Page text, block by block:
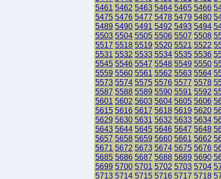
5461 5462 5463 5464 5465 5466
5475 5476 5477 5478 5479 5480
5489 5490 5491 5492 5493 5494
5503 5504 5505 5506 5507 5508
5517 5518 5519 5520 5521 5522
5531 5532 5533 5534 5535 5536
5545 5546 5547 5548 5549 5550
5559 5560 5561 5562 5563 5564
5573 5574 5575 5576 5577 5578
5587 5588 5589 5590 5591 5592
5601 5602 5603 5604 5605 5606
5615 5616 5617 5618 5619 5620
5629 5630 5631 5632 5633 5634
5643 5644 5645 5646 5647 5648
5657 5658 5659 5660 5661 5662
5671 5672 5673 5674 5675 5676
5685 5686 5687 5688 5689 5690
5699 5700 5701 5702 5703 5704
5713 5714 5715 5716 5717 5718